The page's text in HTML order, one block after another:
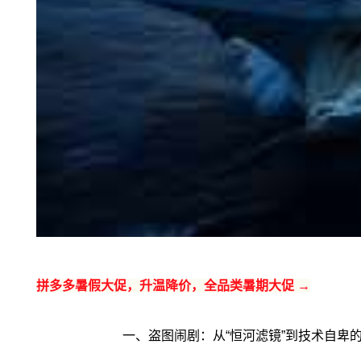
拼多多暑假大促，升温降价，全品类暑期大促 →
一、盗图闹剧：从“恒河滤镜”到技术自卑